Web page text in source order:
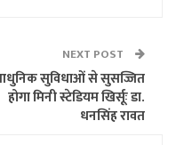
NEXT POST
सुविधाओं से सुसज्जित
होगा मिनी स्टेडियम खिर्सूः डा.
धनसिंह रावत